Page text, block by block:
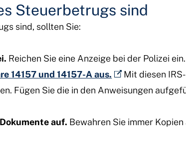
Steuerbetrugs sind
sind, sollten Sie:
Reichen Sie eine Anzeige bei der Polizei ein.
14157 und 14157-A aus.
Mit diesen
Fügen Sie die in den Anweisungen
auf. Bewahren Sie immer